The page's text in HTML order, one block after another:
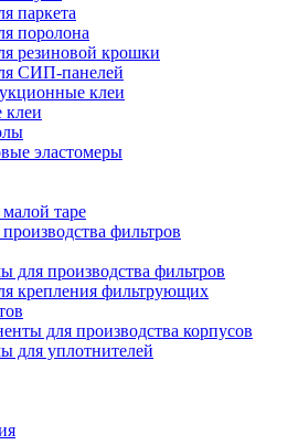
паркета
поролона
резиновой крошки
СИП-панелей
клеи
клеи
эластомеры
таре
фильтров
для производства фильтров
крепления фильтрующих
для производства корпусов
для уплотнителей